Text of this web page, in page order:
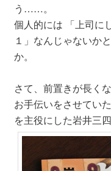
う……。
個人的には 「上司に
１」なんじゃないか
か。
さて、前置きが長く
お手伝いをさせてい
を主役にした岩井三